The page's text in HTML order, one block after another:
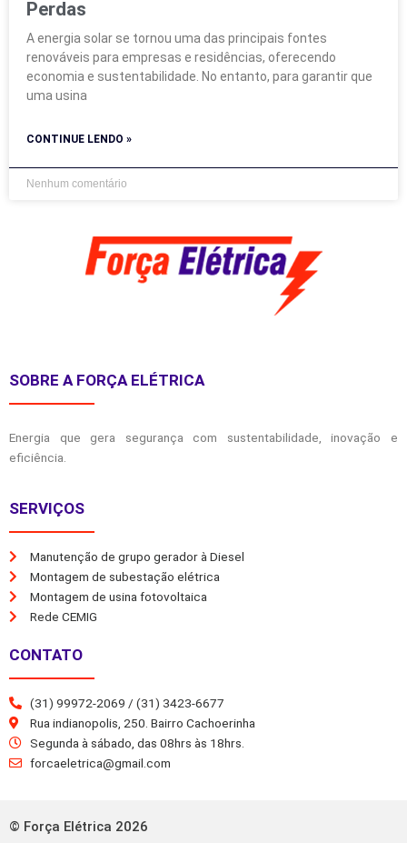
Perdas
A energia solar se tornou uma das principais fontes
renováveis para empresas e residências, oferecendo
economia e sustentabilidade. No entanto, para garantir que
uma usina
CONTINUE LENDO »
Nenhum comentário
SOBRE A FORÇA ELÉTRICA
Energia que gera segurança com sustentabilidade, inovação e
eficiência.
SERVIÇOS
Manutenção de grupo gerador à Diesel
Montagem de subestação elétrica
Montagem de usina fotovoltaica
Rede CEMIG
CONTATO
(31) 99972-2069 / (31) 3423-6677
Rua indianopolis, 250. Bairro Cachoerinha
Segunda à sábado, das 08hrs às 18hrs.
forcaeletrica@gmail.com
© Força Elétrica 2026